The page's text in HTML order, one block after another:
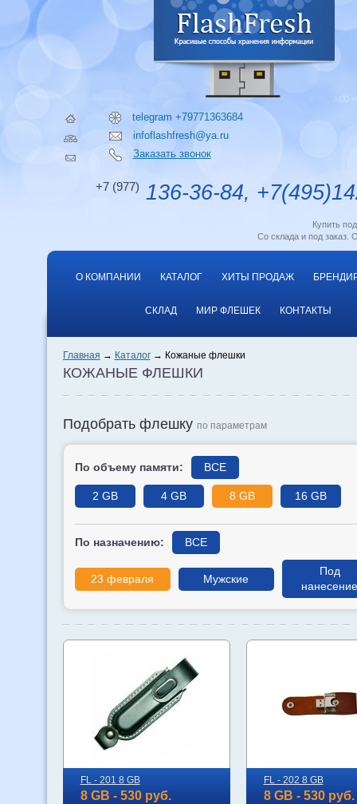
telegram +79771363684
infoflashfresh@ya.ru
Заказать звонок
+7 (977) 136-36-84,
Купить
Со склада и под заказ.
О КОМПАНИИ КАТАЛОГ ХИТЫ ПРОДАЖ
СКЛАД МИР ФЛЕШЕК КОНТАКТЫ
Главная Каталог Кожаные флешки
КОЖАНЫЕ ФЛЕШКИ
Подобрать флешку по параметрам
По объему памяти: ВСЕ
2 GB 4 GB 8 GB 16 GB
По назначению: ВСЕ
23 февраля Мужские
Под
нанесение
FL - 201 8 GB
8 GB - 530 руб.
FL - 202 8 GB
8 GB - 530 руб.